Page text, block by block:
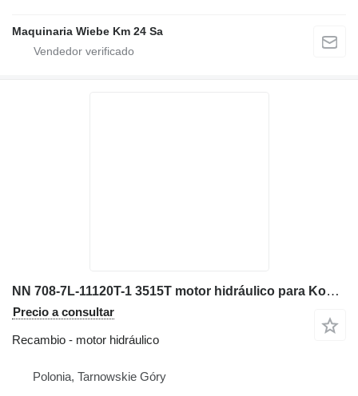
Maquinaria Wiebe Km 24 Sa
NN 708-7L-11120T-1 3515T motor hidráulico para Komatsu D65 bulldozer
Precio a consultar
Recambio - motor hidráulico
Polonia, Tarnowskie Góry